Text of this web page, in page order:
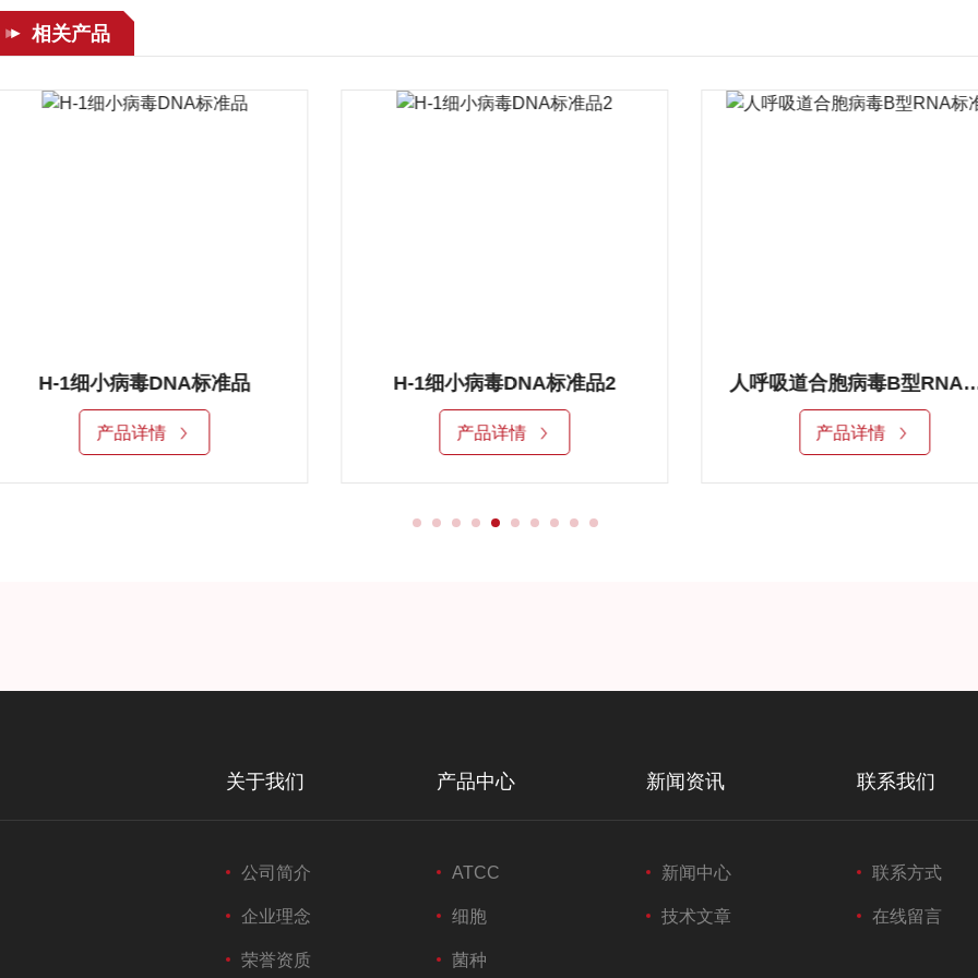
相关产品
H-1细小病毒DNA标准品
产品详情
H-1细小病毒DNA标准品2
产品详情
人呼吸道合胞病毒B
产品详情
关于我们
公司简介
企业理念
荣誉资质
产品中心
ATCC
细胞
菌种
新闻资讯
新闻中心
技术文章
联系我们
联系方式
在线留言